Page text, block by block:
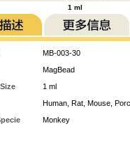
1 ml
MB-003-30
MagBead
1 ml
Human, Rat, Mouse,
Monkey